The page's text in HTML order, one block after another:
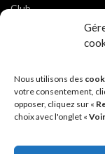
Nous utilisons des
votre consentement,
opposer, cliquez sur «
choix avec l'onglet «
Club
Photos
Sébastien dans
Breniauxdans